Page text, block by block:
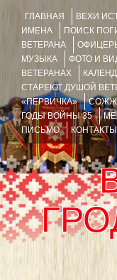
ГЛАВНАЯ ВЕХИ
ИМЕНА
ПОИСК
ВЕТЕРАНА
МУЗЫКА
ФОТО И
ВЕТЕРАНАХ
СТАРЕЮТ ДУШОЙ
«ПЕРВИЧКА»
ГОДЫ ВОЙНЫ 35
ПИСЬМО
КОНТАКТЫ